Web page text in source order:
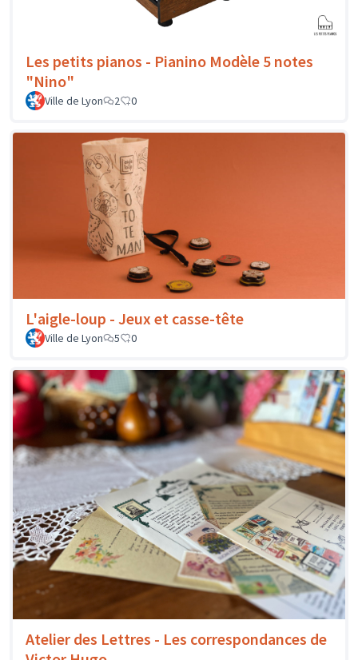
Les petits pianos - Pianino Modèle 5 notes
"Nino"
Ville de Lyon 2 0
L'aigle-loup - Jeux et casse-tête
Ville de Lyon 5 0
Atelier des Lettres - Les correspondances de